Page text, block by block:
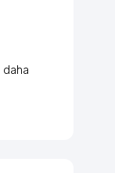
daha